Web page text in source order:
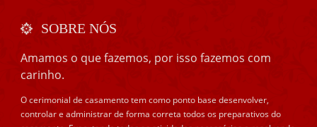
SOBRE NÓS
Amamos o que fazemos, por isso fazemos com
carinho.
O cerimonial de casamento tem como ponto base desenvolver,
controlar e administrar de forma correta todos os preparativos do